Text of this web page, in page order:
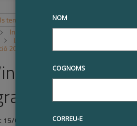
temes
Iniciatives RSE Premis Respon.cat
La Vinyeta | Reconeixement Respon.cat
2023
|
ambiental
15/01/2024
NOM
COGNOMS
CORREU-E